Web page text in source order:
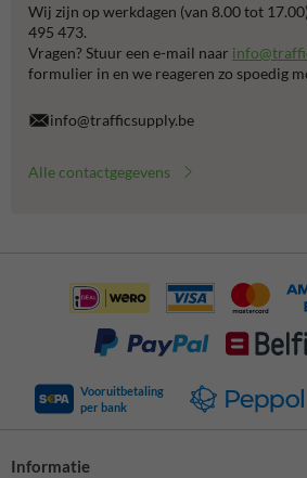
Wij zijn op werkdagen (van 8.00 tot
495 473.
Vragen? Stuur een e-mail naar
formulier in en we reageren zo spoedig
info@trafficsupply.be
Alle contactgegevens
Vooruitbetaling
per bank
Informatie